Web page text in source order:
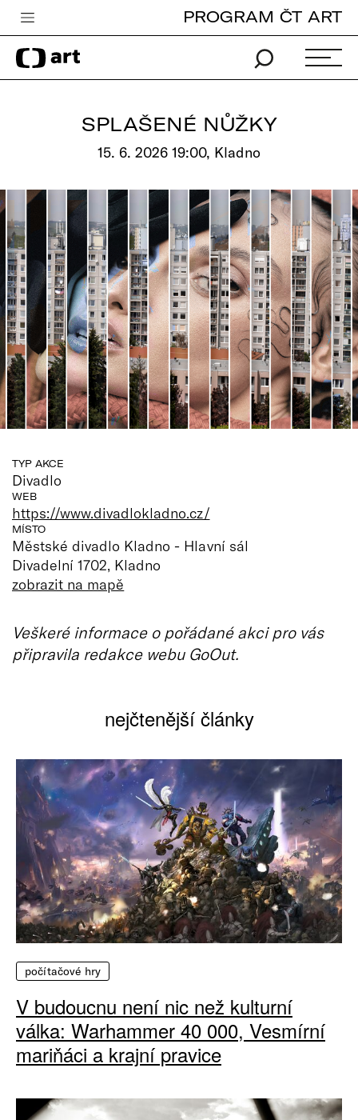
Česká televize
Zpravodajství
Pro děti
edu
Vše o ČT
PROGRAM ČT ART
SPLAŠENÉ NŮŽKY
15. 6. 2026 19:00, Kladno
TYP AKCE
Divadlo
WEB
https://www.divadlokladno.cz/
MÍSTO
Městské divadlo Kladno - Hlavní sál
Divadelní 1702, Kladno
zobrazit na mapě
Veškeré informace o pořádané akci pro vás
připravila redakce webu GoOut.
nejčtenější články
počítačové hry
V budoucnu není nic než kulturní
válka: Warhammer 40 000, Vesmírní
mariňáci a krajní pravice